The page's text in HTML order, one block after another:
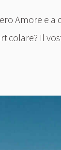
Amore e
Il